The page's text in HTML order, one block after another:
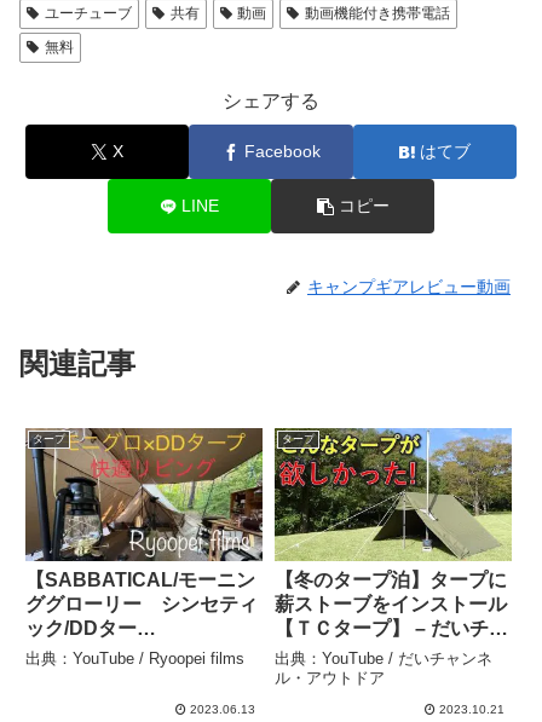
ユーチューブ
共有 動画
動画機能付き携帯電話
無料
シェアする
X Facebook はてブ
LINE コピー
キャンプギアレビュー動画
関連記事
タープ
【SABBATICAL/モーニン
ググローリー シンセティ
ック/DDター
プ/cinematic】DDタープ
ォレストパークあだたら〉
出典：YouTube / Ryoopei films
2023.06.13
タープ
【冬のタープ泊】タープに
薪ストーブをインストール
【ＴＣタープ】 – だいチャ
ンネル・アウトドア
出典：YouTube / だいチャンネ
ル・アウトドア
2023.10.21